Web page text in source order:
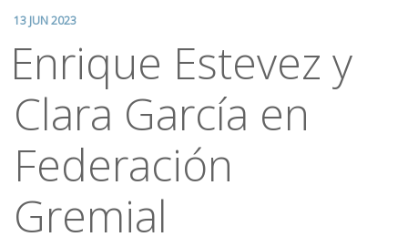
13 JUN 2023
Enrique Estevez y
Clara García en
Federación
Gremial